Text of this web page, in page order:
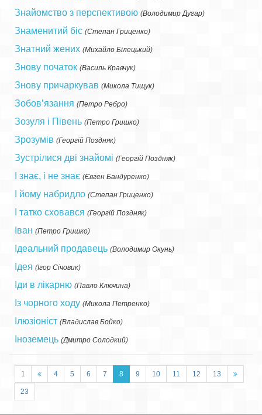
Знайомство з перспективою (Володимир Дугар)
Знаменитий біс (Степан Гриценко)
Знатний жених (Михайло Білецький)
Знову початок (Василь Кравчук)
Знову причаркував (Микола Тищук)
Зобов’язання (Петро Ребро)
Зозуля і Півень (Петро Гришко)
Зрозумів (Георгій Поздняк)
Зустрілися дві знайомі (Георгій Поздняк)
І знає, і не знає (Євген Бандуренко)
І йому набридло (Степан Гриценко)
І татко сховався (Георгій Поздняк)
Іван (Петро Гришко)
Ідеальний продавець (Володимир Окунь)
Ідея (Ігор Січовик)
Іди в лікарню (Павло Ключина)
Із чорного ходу (Микола Петренко)
Ілюзіоніст (Владислав Бойко)
Іноземець (Дмитро Солодкий)
1 4 5 6 7 8 9 10 11 12 13
23